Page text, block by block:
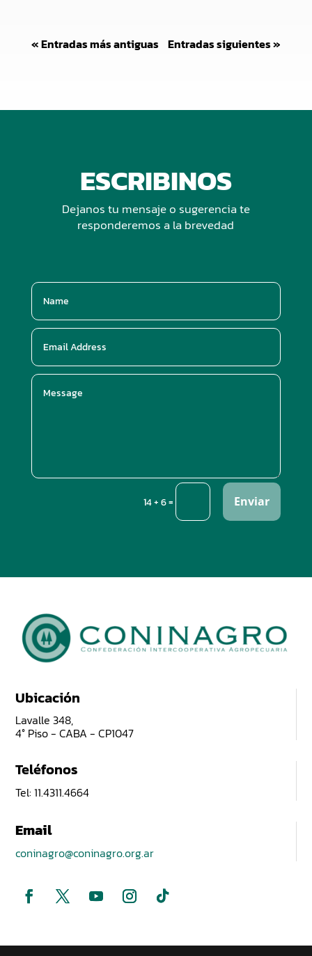
« Entradas más antiguas Entradas siguientes »
ESCRIBINOS
Dejanos tu mensaje o sugerencia te
responderemos a la brevedad
14 + 6= Enviar
Ubicación
Lavalle 348,
4° Piso - CABA - CP1047
Teléfonos
Tel: 11.4311.4664
Email
coninagro@coninagro.org.ar